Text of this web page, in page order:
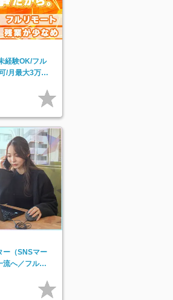
経験OK/フル
/月最大3万の
ー（SNSマー
流へ／フルリ